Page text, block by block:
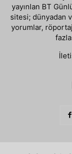
yayınlan BT
sitesi; dünyadan
yorumlar,